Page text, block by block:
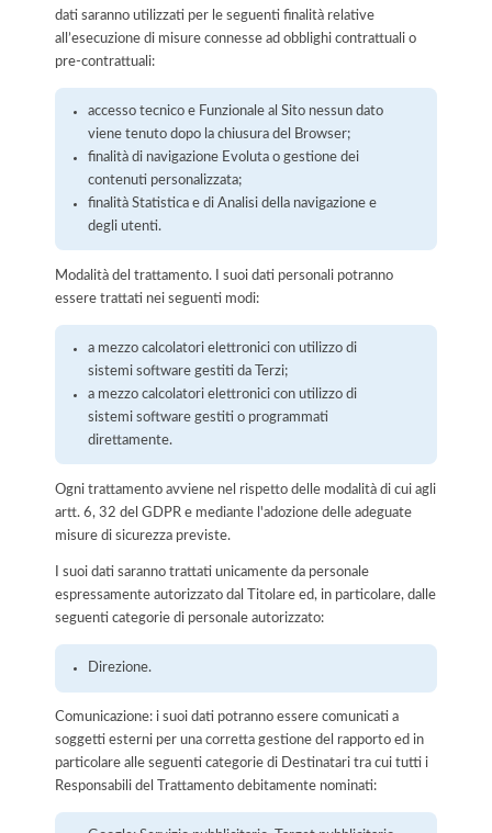
dati saranno utilizzati per le seguenti finalità relative
all’esecuzione di misure connesse ad obblighi contrattuali o
pre-contrattuali:
accesso tecnico e Funzionale al Sito nessun dato
viene tenuto dopo la chiusura del Browser;
finalità di navigazione Evoluta o gestione dei
contenuti personalizzata;
finalità Statistica e di Analisi della navigazione e
degli utenti.
Modalità del trattamento. I suoi dati personali potranno
essere trattati nei seguenti modi:
a mezzo calcolatori elettronici con utilizzo di
sistemi software gestiti da Terzi;
a mezzo calcolatori elettronici con utilizzo di
sistemi software gestiti o programmati
direttamente.
Ogni trattamento avviene nel rispetto delle modalità di cui agli
artt. 6, 32 del GDPR e mediante l'adozione delle adeguate
misure di sicurezza previste.
I suoi dati saranno trattati unicamente da personale
espressamente autorizzato dal Titolare ed, in particolare, dalle
seguenti categorie di personale autorizzato:
Direzione.
Comunicazione: i suoi dati potranno essere comunicati a
soggetti esterni per una corretta gestione del rapporto ed in
particolare alle seguenti categorie di Destinatari tra cui tutti i
Responsabili del Trattamento debitamente nominati: